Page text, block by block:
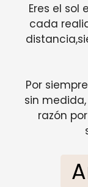
Eres el
cada
Por
sin
razón